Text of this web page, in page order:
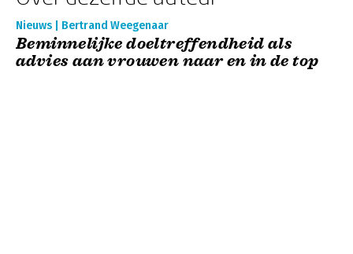
Nieuws | Bertrand Weegenaar
Beminnelijke doeltreffendheid als
advies aan vrouwen naar en in de top